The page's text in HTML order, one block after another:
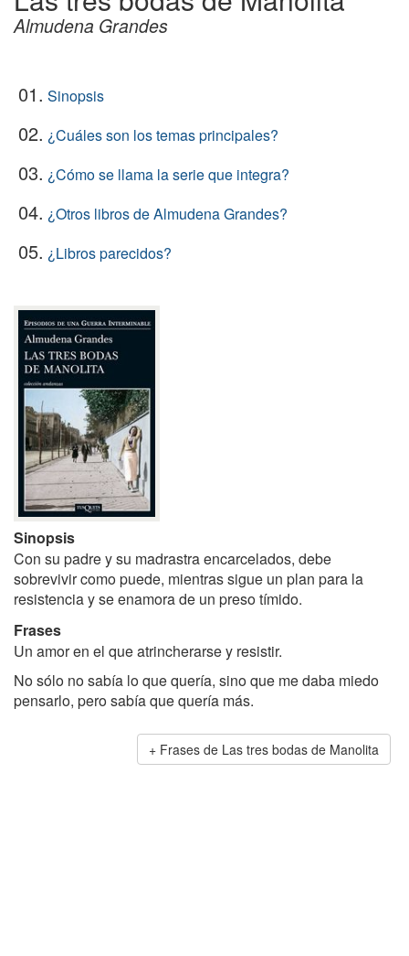
Almudena Grandes
01. Sinopsis
02. ¿Cuáles son los temas principales?
03. ¿Cómo se llama la serie que integra?
04. ¿Otros libros de Almudena Grandes?
05. ¿Libros parecidos?
Sinopsis
Con su padre y su madrastra encarcelados, debe
sobrevivir como puede, mientras sigue un plan para la
resistencia y se enamora de un preso tímido.
Frases
Un amor en el que atrincherarse y resistir.
No sólo no sabía lo que quería, sino que me daba miedo
pensarlo, pero sabía que quería más.
Frases de Las tres bodas de Manolita